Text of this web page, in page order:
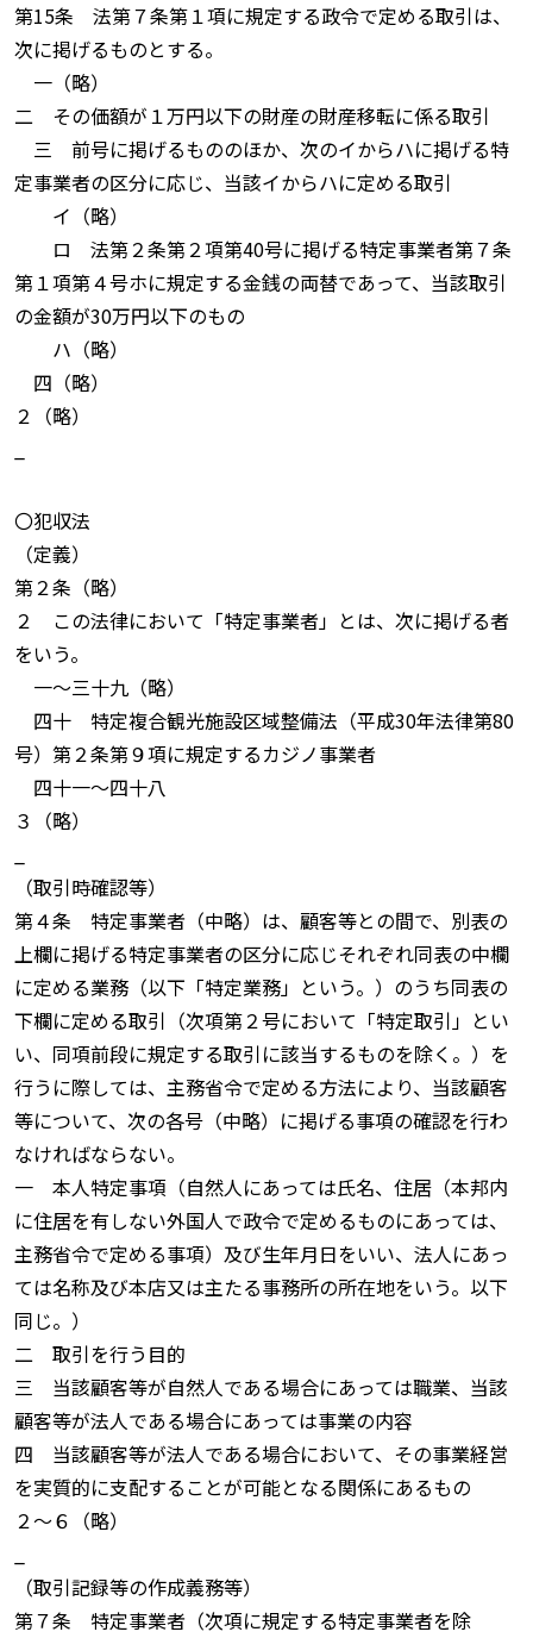
第15条 法第７条第１項に規定する政令で定める取引は、
次に掲げるものとする。
一（略）
二 その価額が１万円以下の財産の財産移転に係る取引
三 前号に掲げるもののほか、次のイからハに掲げる特
定事業者の区分に応じ、当該イからハに定める取引
イ（略）
ロ 法第２条第２項第40号に掲げる特定事業者第７条
第１項第４号ホに規定する金銭の両替であって、当該取引
の金額が30万円以下のもの
ハ（略）
四（略）
２（略）
〇犯収法
（定義）
第２条（略）
２ この法律において「特定事業者」とは、次に掲げる者
をいう。
一〜三十九（略）
四十 特定複合観光施設区域整備法（平成30年法律第80
号）第２条第９項に規定するカジノ事業者
四十一〜四十八
３（略）
（取引時確認等）
第４条 特定事業者（中略）は、顧客等との間で、別表の
上欄に掲げる特定事業者の区分に応じそれぞれ同表の中欄
に定める業務（以下「特定業務」という。）のうち同表の
下欄に定める取引（次項第２号において「特定取引」とい
い、同項前段に規定する取引に該当するものを除く。）を
行うに際しては、主務省令で定める方法により、当該顧客
等について、次の各号（中略）に掲げる事項の確認を行わ
なければならない。
一 本人特定事項（自然人にあっては氏名、住居（本邦内
に住居を有しない外国人で政令で定めるものにあっては、
主務省令で定める事項）及び生年月日をいい、法人にあっ
ては名称及び本店又は主たる事務所の所在地をいう。以下
同じ。）
二 取引を行う目的
三 当該顧客等が自然人である場合にあっては職業、当該
顧客等が法人である場合にあっては事業の内容
四 当該顧客等が法人である場合において、その事業経営
を実質的に支配することが可能となる関係にあるもの
２〜６（略）
（取引記録等の作成義務等）
第７条 特定事業者（次項に規定する特定事業者を除